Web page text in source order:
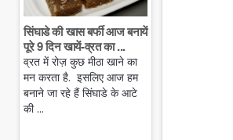
सिंघाडे की खास बर्फी आज बनायें
पूरे 9 दिन खायें-व्रत का ...
व्रत में रोज़ कुछ मीठा खाने का
मन करता है. इसलिए आज हम
बनाने जा रहे हैं सिंघाडे के आटे
की ...